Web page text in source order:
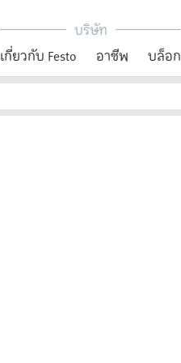
บริษัท
เกี่ยวกับ Festo
อาชีพ บล็อก